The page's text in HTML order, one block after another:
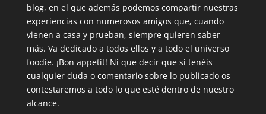
blog, en el que además podemos compartir nuestras
experiencias con numerosos amigos que, cuando
vienen a casa y prueban, siempre quieren saber
más. Va dedicado a todos ellos y a todo el universo
foodie. ¡Bon appetit! Ni que decir que si tenéis
cualquier duda o comentario sobre lo publicado os
contestaremos a todo lo que esté dentro de nuestro
alcance.